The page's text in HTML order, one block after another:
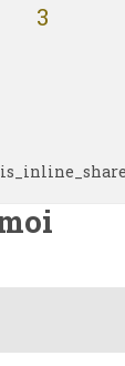
3